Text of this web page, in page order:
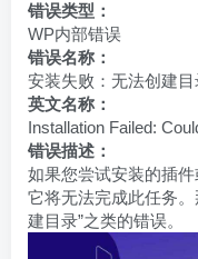
错误类型：
WP内部错误
错误名称：
安装失败：无法创建目
英文名称：
Installation Failed:
错误描述：
如果您尝试安装的插
它将无法完成此任务
建目录”之类的错误。